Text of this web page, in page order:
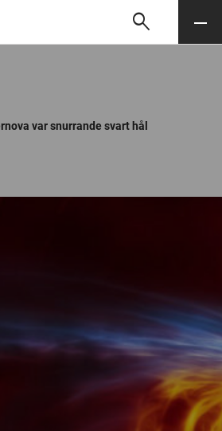
Söksearch Meny
var snurrande svart hål